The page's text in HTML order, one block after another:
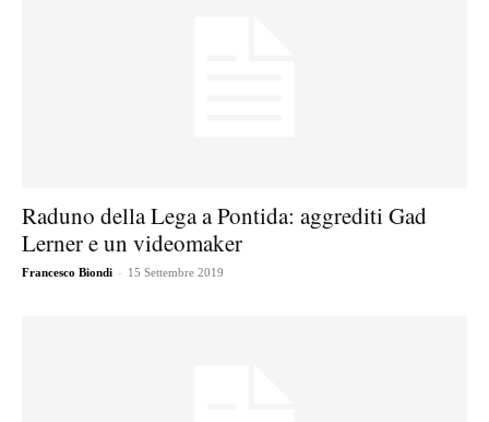
Raduno della Lega a Pontida: aggrediti Gad
Lerner e un videomaker
Francesco Biondi - 15 Settembre 2019